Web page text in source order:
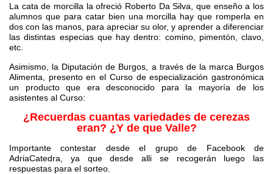
La cata de morcilla la ofreció Roberto Da Silva, que enseño a los
alumnos que para catar bien una morcilla hay que romperla en
dos con las manos, para apreciar su olor, y aprender a diferenciar
las distintas especias que hay dentro: comino, pimentón, clavo,
etc.
Asimismo, la Diputación de Burgos, a través de la marca Burgos
Alimenta, presento en el Curso de especialización gastronómica
un producto que era desconocido para la mayoría de los
asistentes al Curso:
¿Recuerdas cuantas variedades de cerezas
eran? ¿Y de que Valle?
Importante contestar desde el grupo de Facebook de
AdriaCatedra, ya que desde alli se recogerán luego las
respuestas para el sorteo.